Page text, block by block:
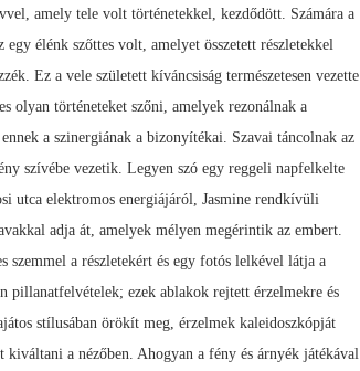
amely tele volt történetekkel, kezdődött. Számára a
élénk szőttes volt, amelyet összetett részletekkel
Ez a vele született kíváncsiság természetesen vezette
olyan történeteket szőni, amelyek rezonálnak a
a szinergiának a bizonyítékai. Szavai táncolnak az
szívébe vezetik. Legyen szó egy reggeli napfelkelte
utca elektromos energiájáról, Jasmine rendkívüli
adja át, amelyek mélyen megérintik az embert.
szemmel a részletekért és egy fotós lelkével látja a
pillanatfelvételek; ezek ablakok rejtett érzelmekre és
stílusában örökít meg, érzelmek kaleidoszkópját
kiváltani a nézőben. Ahogyan a fény és árnyék játékával